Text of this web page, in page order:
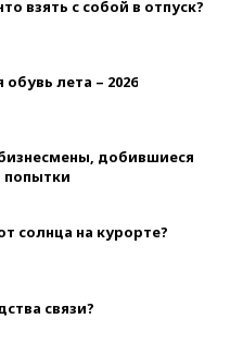
взять с собой в отпуск?
лета – 2026
добившиеся
попытки
солнца на курорте?
связи?